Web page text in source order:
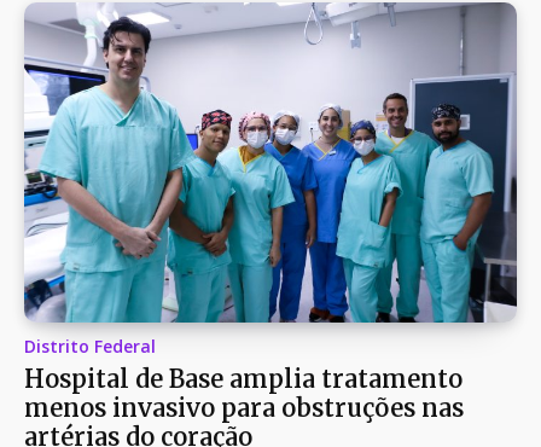
Distrito Federal
Hospital de Base amplia tratamento
menos invasivo para obstruções nas
artérias do coração